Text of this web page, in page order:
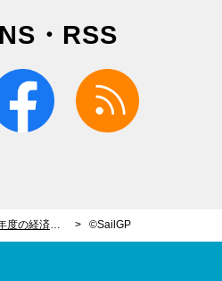
・RSS
facebook
初年度の経済効果、約125億円！激しさ＆美しさが魅力のヨット国別対抗戦「SailGP」 ©SailGP